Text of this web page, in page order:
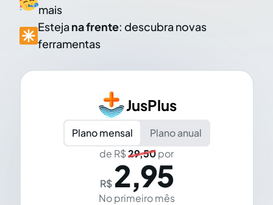
mais
Esteja na frente: descubra novas
ferramentas
JusPlus
Plano mensal
Plano anual
de R$29,50por
R$ 2,95
No primeiro mês